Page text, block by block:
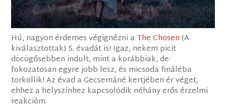
Hú, nagyon érdemes végignézni aThe Chosen(A
kiválasztottak) 5. évadát is! Igaz, nekem picit
döcögősebben indult, mint a korábbiak, de
fokozatosan egyre jobb lesz, és micsoda fináléba
torkollik!Az évad a Gecsemáné kertjében ér véget,
ehhez a helyszínhez kapcsolódik néhány erős érzelmi
reakcióm.